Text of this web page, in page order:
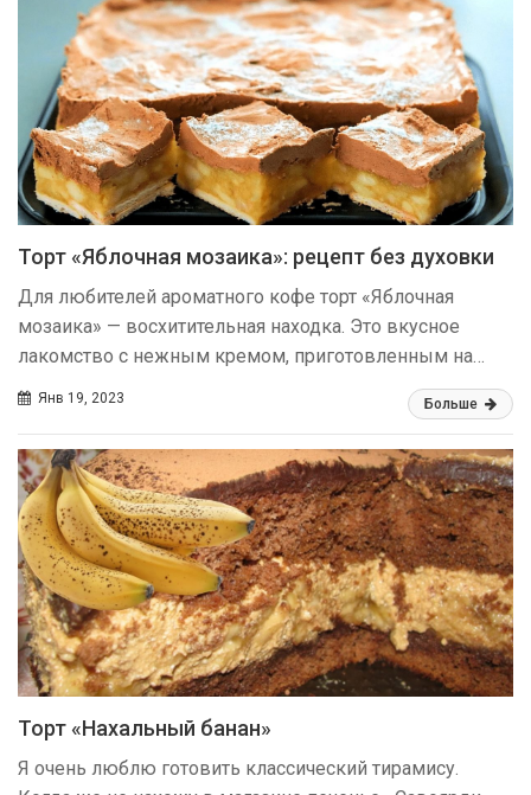
Торт «Яблочная мозаика»: рецепт без духовки
Для любителей ароматного кофе торт «Яблочная
мозаика» — восхитительная находка. Это вкусное
лакомство с нежным кремом, приготовленным на…
Янв 19, 2023 Больше
Торт «Нахальный банан»
Я очень люблю готовить классический тирамису.